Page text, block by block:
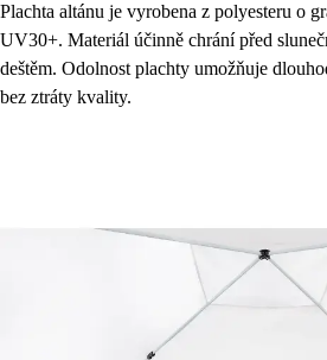
Plachta altánu je vyrobena z polyesteru o
UV30+. Materiál účinně chrání před
deštěm. Odolnost plachty umožňuje
bez ztráty kvality.